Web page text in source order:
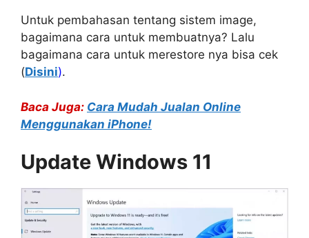
Untuk pembahasan tentang sistem image,
bagaimana cara untuk membuatnya? Lalu
bagaimana cara untuk merestore nya bisa cek
(Disini).
Baca Juga: Cara Mudah Jualan Online
Menggunakan iPhone!
Update Windows 11